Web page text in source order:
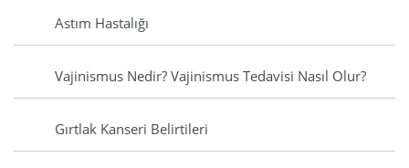
Astım Hastalığı
Vajinismus Nedir? Vajinismus Tedavisi Nasıl Olur?
Gırtlak Kanseri Belirtileri